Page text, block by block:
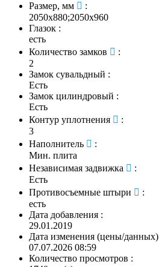
Размер, мм
:
2050х880;2050х960
Глазок :
есть
Количество замков
:
2
Замок сувальдный :
Есть
Замок цилиндровый :
Есть
Контур уплотнения
:
3
Наполнитель
:
Мин. плита
Независимая задвижка
:
Есть
Противосъемные штыри
:
есть
Дата добавления :
29.01.2019
Дата изменения (цены/данных)
07.07.2026 08:59
Количество просмотров :